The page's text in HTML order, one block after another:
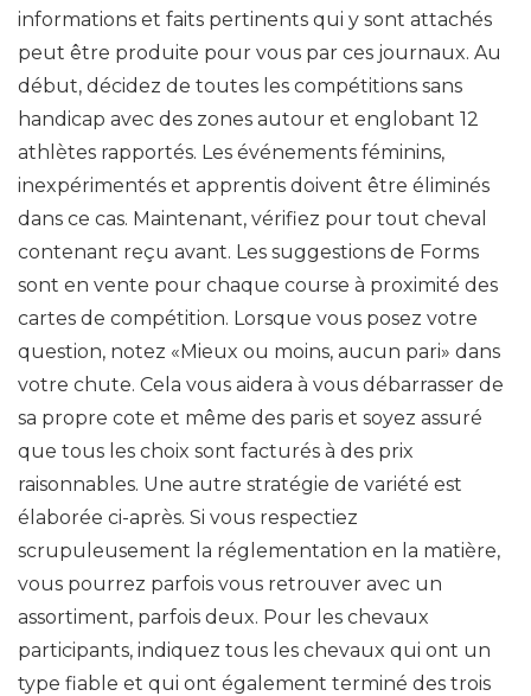
informations et faits pertinents qui y sont attachés
peut être produite pour vous par ces journaux. Au
début, décidez de toutes les compétitions sans
handicap avec des zones autour et englobant 12
athlètes rapportés. Les événements féminins,
inexpérimentés et apprentis doivent être éliminés
dans ce cas. Maintenant, vérifiez pour tout cheval
contenant reçu avant. Les suggestions de Forms
sont en vente pour chaque course à proximité des
cartes de compétition. Lorsque vous posez votre
question, notez «Mieux ou moins, aucun pari» dans
votre chute. Cela vous aidera à vous débarrasser de
sa propre cote et même des paris et soyez assuré
que tous les choix sont facturés à des prix
raisonnables. Une autre stratégie de variété est
élaborée ci-après. Si vous respectiez
scrupuleusement la réglementation en la matière,
vous pourrez parfois vous retrouver avec un
assortiment, parfois deux. Pour les chevaux
participants, indiquez tous les chevaux qui ont un
type fiable et qui ont également terminé des trois